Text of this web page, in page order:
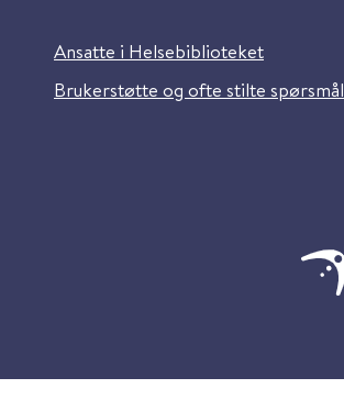
Ansatte i Helsebiblioteket
Brukerstøtte og ofte stilte spørsmål